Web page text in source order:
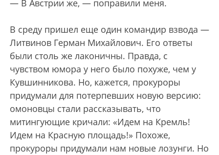
— В Австрии же, — поправили меня.
В среду пришел еще один командир взвода —
Литвинов Герман Михайлович. Его ответы
были столь же лаконичны. Правда, с
чувством юмора у него было похуже, чем у
Кувшинникова. Но, кажется, прокуроры
придумали для потерпевших новую версию:
омоновцы стали рассказывать, что
митингующие кричали: «Идем на Кремль!
Идем на Красную площадь!» Похоже,
прокуроры придумали нам новые лозунги. Но